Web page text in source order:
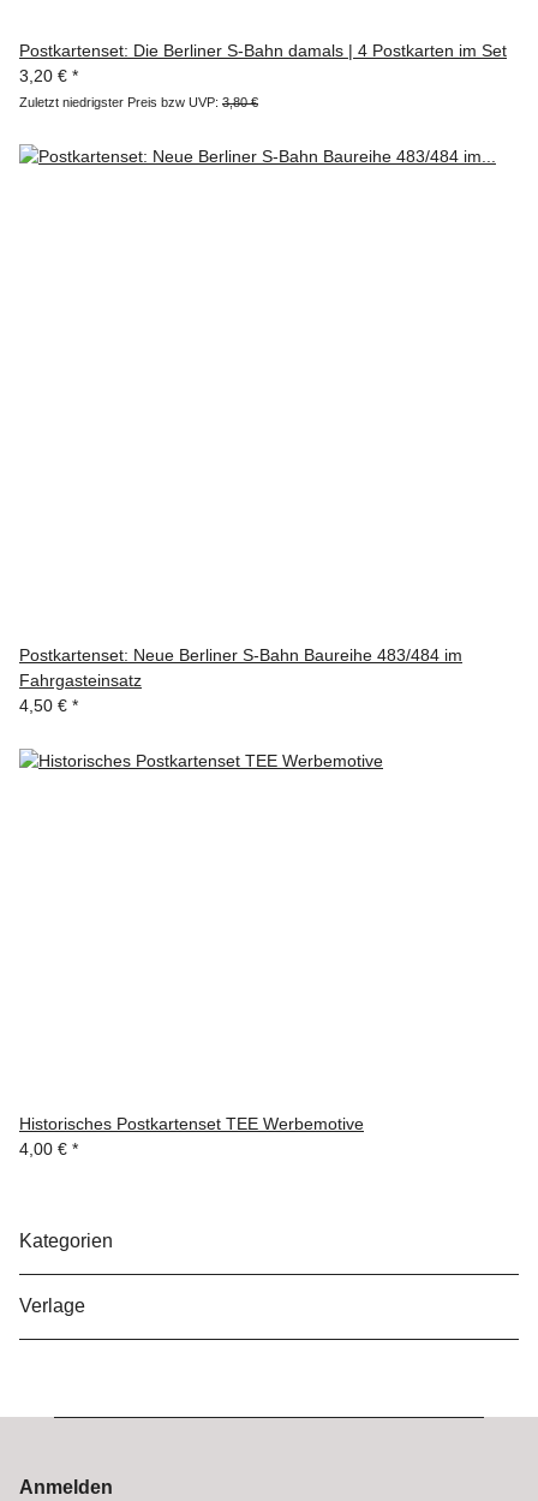
Postkartenset: Die Berliner S-Bahn damals | 4 Postkarten im Set
3,20 € *
Zuletzt niedrigster Preis bzw UVP: 3,80 €
Postkartenset: Neue Berliner S-Bahn Baureihe 483/484 im
Fahrgasteinsatz
4,50 € *
Historisches Postkartenset TEE Werbemotive
4,00 € *
Kategorien
Verlage
Anmelden